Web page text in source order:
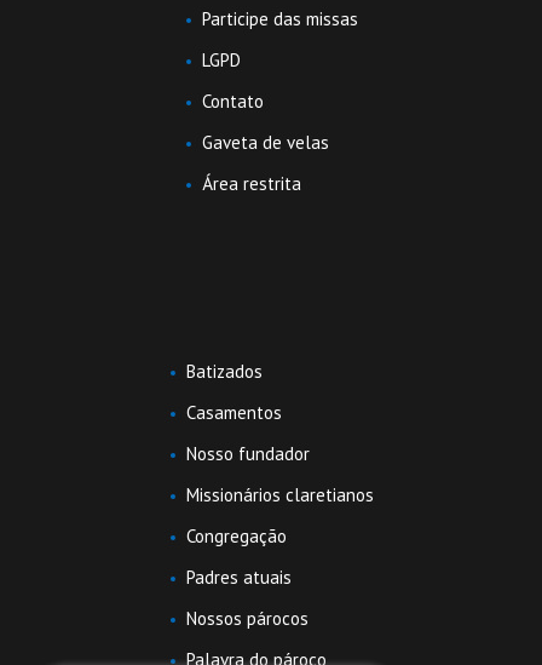
Participe das missas
LGPD
Contato
Gaveta de velas
Área restrita
Batizados
Casamentos
Nosso fundador
Missionários claretianos
Congregação
Padres atuais
Nossos párocos
Palavra do pároco